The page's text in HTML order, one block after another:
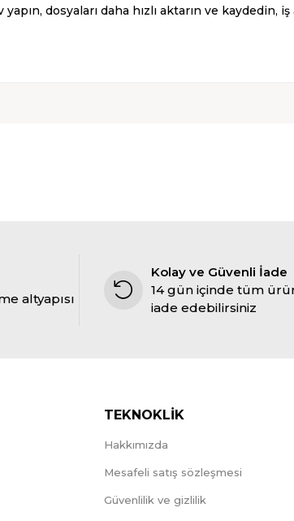
dosyaları daha hızlı aktarın ve kaydedin,
altyapısı
Kolay ve Güvenli İade
14 gün içinde tüm
iade edebilirsiniz
TEKNOKLİK
Hakkımızda
Mesafeli satış sözleşmesi
Güvenlilik ve gizlilik